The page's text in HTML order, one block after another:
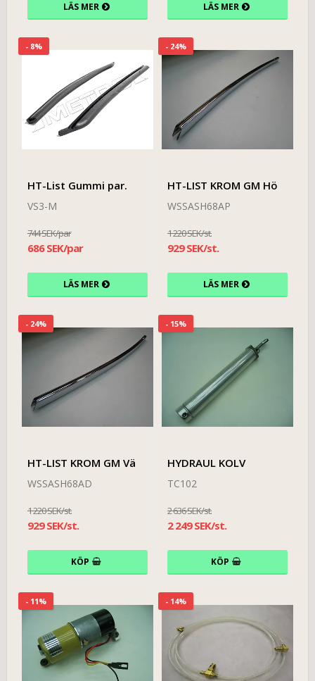
LÄS MER LÄS MER
- 8%
HT-List Gummi par.
VS3-M
744 SEK/par
686 SEK/par
LÄS MER
- 24%
HT-LIST KROM GM Hö
WSSASH68AP
1 220 SEK/st.
929 SEK/st.
LÄS MER
- 24%
HT-LIST KROM GM Vä
WSSASH68AD
1 220 SEK/st.
929 SEK/st.
KÖP
- 15%
HYDRAUL KOLV
TC102
2 636 SEK/st.
2 249 SEK/st.
KÖP
- 11% - 14%